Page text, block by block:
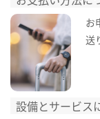
お
送
設備とサービス